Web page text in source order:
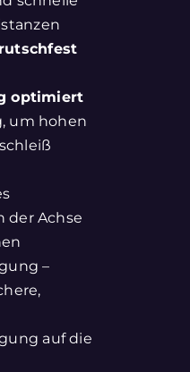
optimiert
um hohen
der Achse
–
auf die